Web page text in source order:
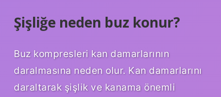
Şişliğe neden buz konur?
Buz kompresleri kan damarlarının
daralmasına neden olur. Kan damarlarını
daraltarak şişlik ve kanama önemli